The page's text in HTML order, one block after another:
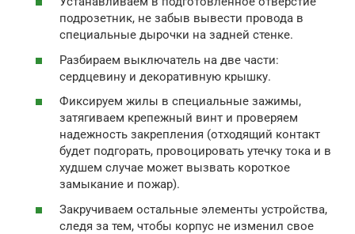
подрозетник, не забыв вывести провода в
специальные дырочки на задней стенке.
Разбираем выключатель на две части:
сердцевину и декоративную крышку.
Фиксируем жилы в специальные зажимы,
затягиваем крепежный винт и проверяем
надежность закрепления (отходящий контакт
будет подгорать, провоцировать утечку тока и в
худшем случае может вызвать короткое
замыкание и пожар).
Закручиваем остальные элементы устройства,
следя за тем, чтобы корпус не изменил свое